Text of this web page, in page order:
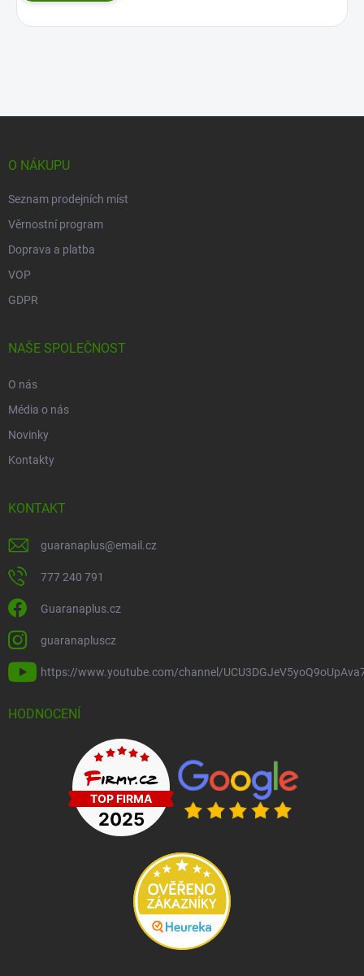
O NÁKUPU
Seznam prodejních míst
Věrnostní program
Doprava a platba
VOP
GDPR
NAŠE SPOLEČNOST
O nás
Média o nás
Novinky
Kontakty
KONTAKT
guaranaplus@email.cz
777 240 791
Guaranaplus.cz
guaranapluscz
https://www.youtube.com/channel/
HODNOCENÍ